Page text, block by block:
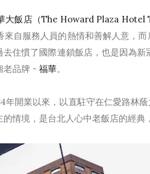
大飯店（The Howard Plaza Hotel
自服務人員的熱情和善解人意，而
去住慣了國際連鎖飯店，也是因為
老品牌 - 福華。
年開業以來，以直駐守在仁愛路林
情境，是台北人心中老飯店的經典